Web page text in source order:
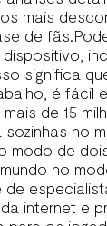
mais
de
significa
é fácil
de 15
no
modo de
no
internet e